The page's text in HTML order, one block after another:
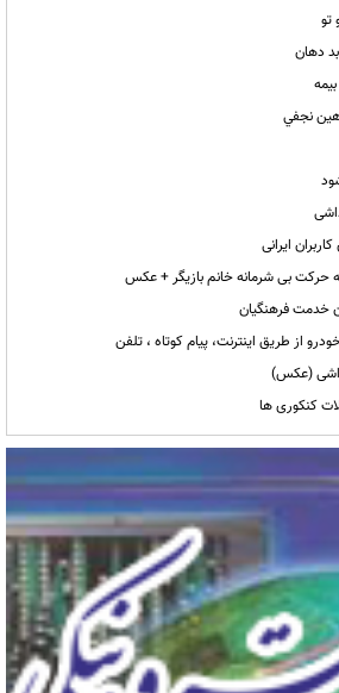
نجفي
حرکت بی شرمانه خانم بازیگر + عکس
از طریق اینترنت، پیام کوتاه ، تلفن
(عکس)
کنکوری ها